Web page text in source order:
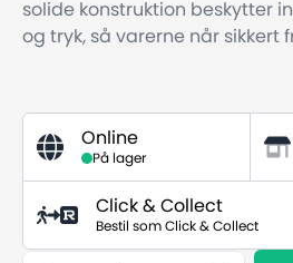
solide konstruktion beskytter
og tryk, så varerne når sikkert
Online
På lager
Click & Collect
Bestil som Click & Collect